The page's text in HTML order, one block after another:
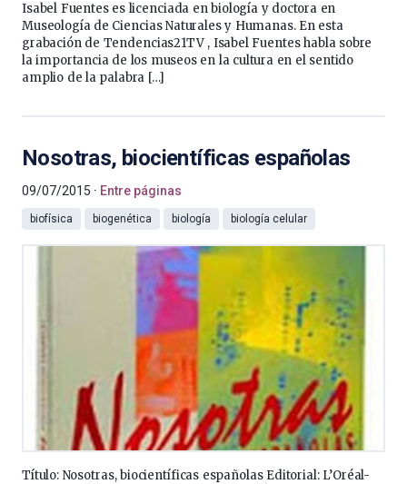
Isabel Fuentes es licenciada en biología y doctora en
Museología de Ciencias Naturales y Humanas. En esta
grabación de Tendencias21TV , Isabel Fuentes habla sobre
la importancia de los museos en la cultura en el sentido
amplio de la palabra […]
Nosotras, biocientíficas españolas
09/07/2015 Entre páginas
biofísica biogenética biología biología celular
Título: Nosotras, biocientíficas españolas Editorial: L’Oréal-